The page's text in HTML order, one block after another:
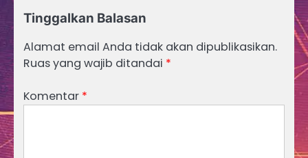
Tinggalkan Balasan
Alamat email Anda tidak akan dipublikasikan.
Ruas yang wajib ditandai *
Komentar *